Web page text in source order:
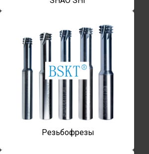
Резьбофрезы